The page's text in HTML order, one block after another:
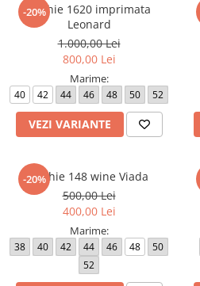
-20%
Rochie 1620 imprimata
Leonard
1.000,00 Lei
800,00 Lei
Marime:
40 42 44 46 48 50 52
VEZI VARIANTE
-20%
Rochie 148 wine Viada
500,00 Lei
400,00 Lei
Marime:
38 40 42 44 46 48
50
52